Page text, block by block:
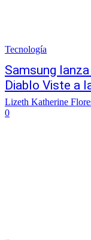
Tecnología
Samsung
Diablo Viste a
Lizeth Katherine
0